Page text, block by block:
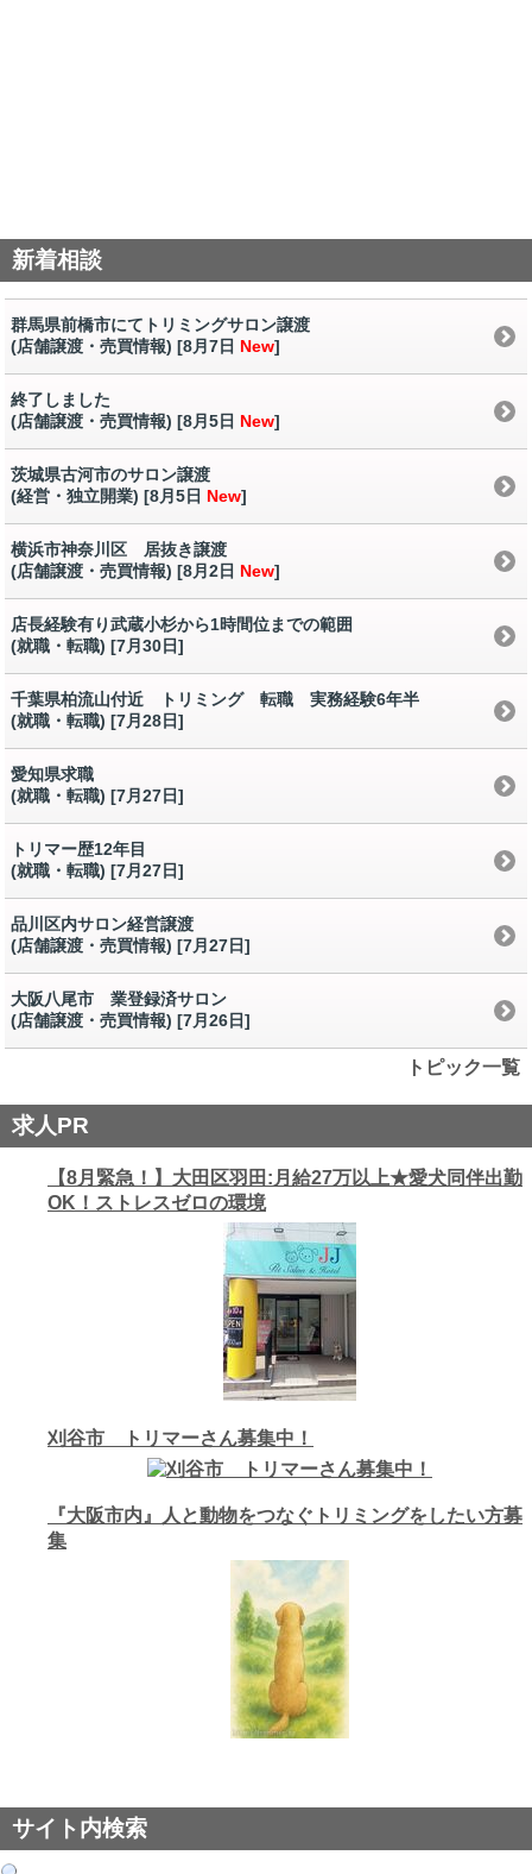
新着相談
群馬県前橋市にてトリミングサロン譲渡
(店舗譲渡・売買情報) [8月7日 New]
終了しました
(店舗譲渡・売買情報) [8月5日 New]
茨城県古河市のサロン譲渡
(経営・独立開業) [8月5日 New]
横浜市神奈川区 居抜き譲渡
(店舗譲渡・売買情報) [8月2日 New]
店長経験有り武蔵小杉から1時間位までの範囲
(就職・転職) [7月30日]
千葉県柏流山付近 トリミング 転職 実務経験6年半
(就職・転職) [7月28日]
愛知県求職
(就職・転職) [7月27日]
トリマー歴12年目
(就職・転職) [7月27日]
品川区内サロン経営譲渡
(店舗譲渡・売買情報) [7月27日]
大阪八尾市 業登録済サロン
(店舗譲渡・売買情報) [7月26日]
トピック一覧
求人PR
【8月緊急！】大田区羽田:月給27万以上★愛犬同伴出勤
OK！ストレスゼロの環境
刈谷市 トリマーさん募集中！
『大阪市内』人と動物をつなぐトリミングをしたい方募
集
サイト内検索